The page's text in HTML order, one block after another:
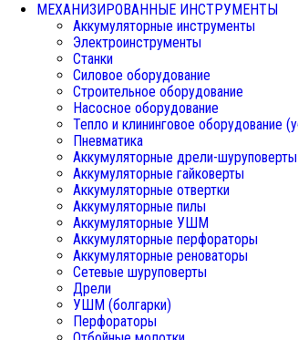
МЕХАНИЗИРОВАННЫЕ ИНСТРУМЕНТЫ
Аккумуляторные инструменты
Электроинструменты
Станки
Силовое оборудование
Строительное оборудование
Насосное оборудование
Тепло и клининговое оборудование
Пневматика
Аккумуляторные дрели-шуруповерты
Аккумуляторные гайковерты
Аккумуляторные отвертки
Аккумуляторные пилы
Аккумуляторные УШМ
Аккумуляторные перфораторы
Аккумуляторные реноваторы
Сетевые шуруповерты
Дрели
УШМ (болгарки)
Перфораторы